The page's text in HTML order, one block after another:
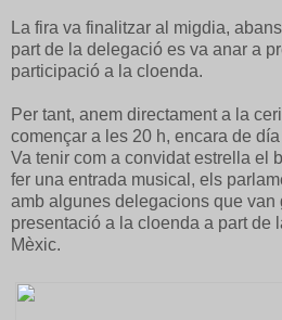
La fira va finalitzar al migdia,
part de la delegació es va anar a
participació a la cloenda.
Per tant, anem directament a la
començar a les 20 h, encara de
Va tenir com a convidat estrella el
fer una entrada musical, els
amb algunes delegacions que van
presentació a la cloenda a part de
Mèxic.